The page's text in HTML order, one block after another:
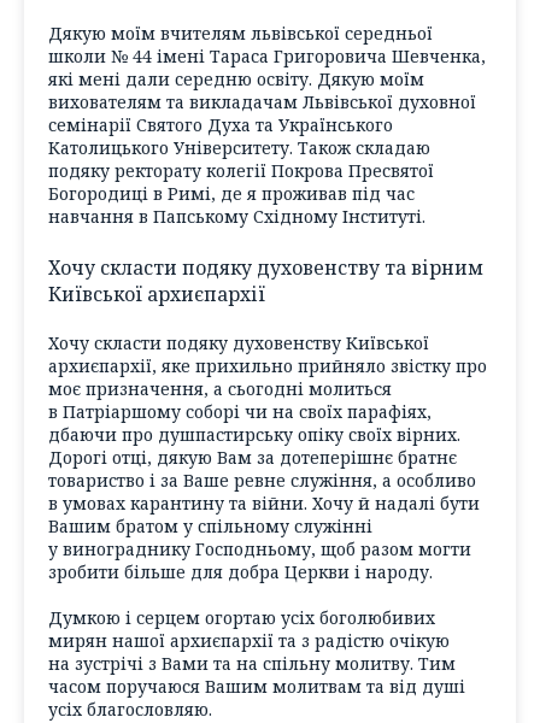
Дякую моїм вчителям львівської середньої
школи № 44 імені Тараса Григоровича Шевченка,
які мені дали середню освіту. Дякую моїм
вихователям та викладачам Львівської духовної
семінарії Святого Духа та Українського
Католицького Університету. Також складаю
подяку ректорату колегії Покрова Пресвятої
Богородиці в Римі, де я проживав під час
навчання в Папському Східному Інституті.
Хочу скласти подяку духовенству та вірним
Київської архиєпархії
Хочу скласти подяку духовенству Київської
архиєпархії, яке прихильно прийняло звістку про
моє призначення, а сьогодні молиться
в Патріаршому соборі чи на своїх парафіях,
дбаючи про душпастирську опіку своїх вірних.
Дорогі отці, дякую Вам за дотеперішнє братнє
товариство і за Ваше ревне служіння, а особливо
в умовах карантину та війни. Хочу й надалі бути
Вашим братом у спільному служінні
у винограднику Господньому, щоб разом могти
зробити більше для добра Церкви і народу.
Думкою і серцем огортаю усіх боголюбивих
мирян нашої архиєпархії та з радістю очікую
на зустрічі з Вами та на спільну молитву. Тим
часом поручаюся Вашим молитвам та від душі
усіх благословляю.